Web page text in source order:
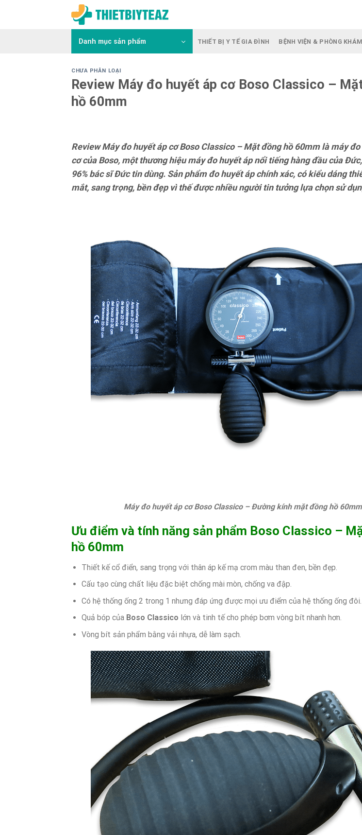
Danh mục sản phẩm THIẾT BỊ Y TẾ GIA ĐÌNH BỆNH VIỆN & PHÒNG KHÁM
CHƯA PHÂN LOẠI
Review Máy đo huyết áp cơ Boso Classico –
hồ 60mm
Review Máy đo huyết áp cơ Boso Classico – Mặt đồng hồ 60mm là máy
cơ của Boso, một thương hiệu máy đo huyết áp nổi tiếng hàng đầu của
96% bác sĩ Đức tin dùng. Sản phẩm đo huyết áp chính xác, có kiểu dáng
mắt, sang trọng, bền đẹp vì thế được nhiều người tin tưởng lựa chọn sử
Máy đo huyết áp cơ Boso Classico – Đường kính mặt đồng hồ 60mm
Ưu điểm và tính năng sản phẩm Boso Classico –
hồ 60mm
Thiết kế cổ điển, sang trọng với thân áp kế mạ crom màu than đen, bền đẹp.
Cấu tạo cùng chất liệu đặc biệt chống mài mòn, chống va đập.
Có hệ thống ống 2 trong 1 nhưng đáp ứng được mọi ưu điểm của hệ thống ống đôi.
Quả bóp của Boso Classico lớn và tinh tế cho phép bơm vòng bít nhanh hơn.
Vòng bít sản phẩm bằng vải nhựa, dễ làm sạch.